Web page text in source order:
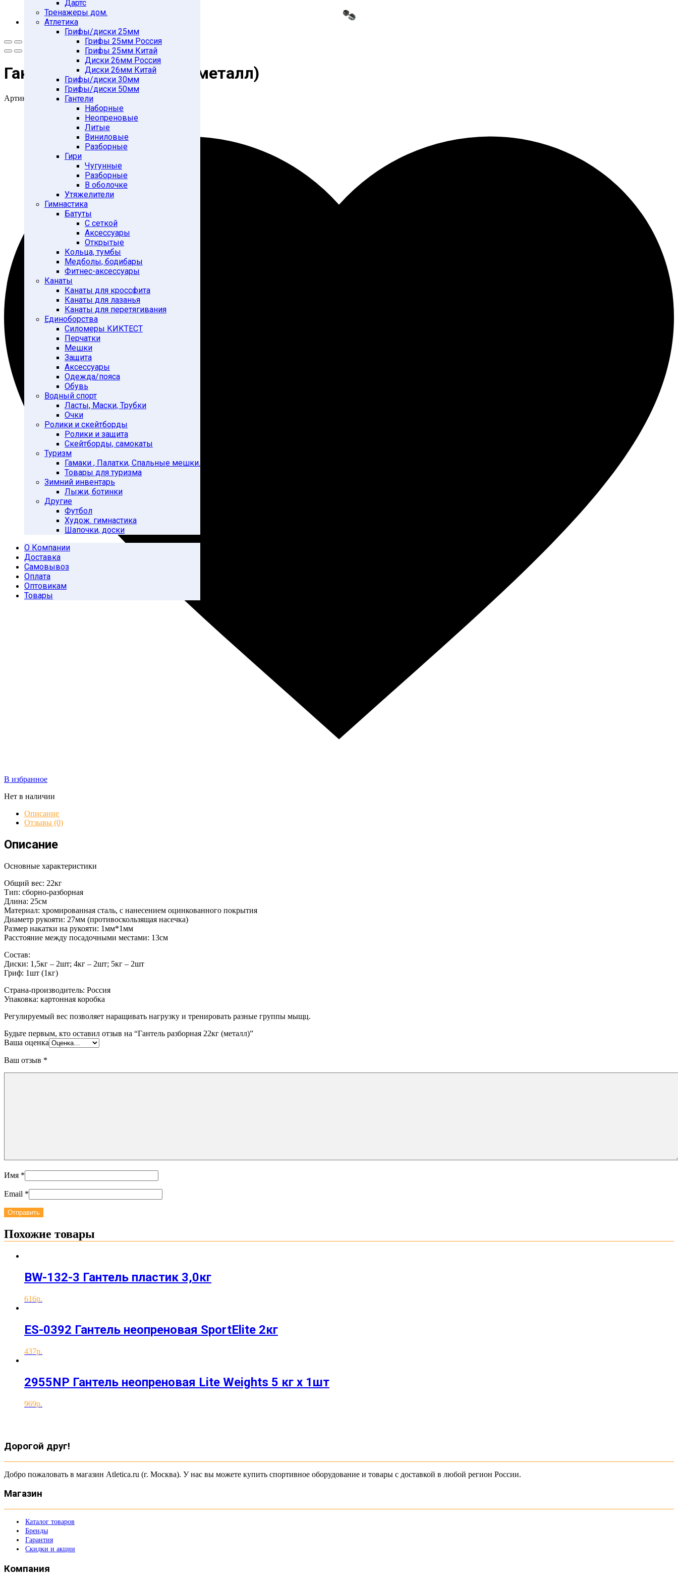
Дартс
Тренажеры дом.
Атлетика
Грифы/диски 25мм
Грифы 25мм Россия
Грифы 25мм Китай
Диски 26мм Россия
Диски 26мм Китай
Грифы/диски 30мм
Грифы/диски 50мм
Гантели
Наборные
Неопреновые
Литые
Виниловые
Разборные
Гири
Чугунные
Разборные
В оболочке
Утяжелители
Гимнастика
Батуты
С сеткой
Аксессуары
Открытые
Кольца, тумбы
Медболы, бодибары
Фитнес-аксессуары
Канаты
Канаты для кроссфита
Канаты для лазанья
Канаты для перетягивания
Единоборства
Силомеры КИКТЕСТ
Перчатки
Мешки
Защита
Аксессуары
Одежда/пояса
Обувь
Водный спорт
Ласты, Маски, Трубки
Очки
Ролики и скейтборды
Ролики и защита
Скейтборды, самокаты
Туризм
Гамаки , Палатки, Спальные мешки.
Товары для туризма
Зимний инвентарь
Лыжи, ботинки
Другие
Футбол
Худож. гимнастика
Шапочки, доски
О Компании
Доставка
Самовывоз
Оплата
Оптовикам
Товары
Гантель разборная 22кг (металл)
Артикул: 28259556
В избранное
Нет в наличии
Описание
Отзывы (0)
Описание
Основные характеристики
Общий вес: 22кг
Тип: сборно-разборная
Длина: 25см
Материал: хромированная сталь, с нанесением оцинкованного покрытия
Диаметр рукояти: 27мм (противоскользящая насечка)
Размер накатки на рукояти: 1мм*1мм
Расстояние между посадочными местами: 13см
Состав:
Диски: 1,5кг – 2шт; 4кг – 2шт; 5кг – 2шт
Гриф: 1шт (1кг)
Страна-производитель: Россия
Упаковка: картонная коробка
Регулируемый вес позволяет наращивать нагрузку и тренировать разные группы мыщц.
Будьте первым, кто оставил отзыв на “Гантель разборная 22кг (металл)”
Ваша оценка
Ваш отзыв *
Имя *
Email *
Похожие товары
BW-132-3 Гантель пластик 3,0кг
616
ES-0392 Гантель неопреновая SportElite 2кг
437
2955NP Гантель неопреновая Lite Weights 5 кг x 1шт
969
Дорогой друг!
Добро пожаловать в магазин Atletica.ru (г. Москва). У нас вы можете купить спортивное оборудование и товары с доставкой в любой регион России.
Магазин
Каталог товаров
Бренды
Гарантия
Скидки и акции
Компания